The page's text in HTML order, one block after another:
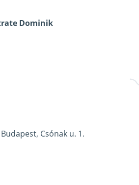
Dominik
Csónak u. 1.